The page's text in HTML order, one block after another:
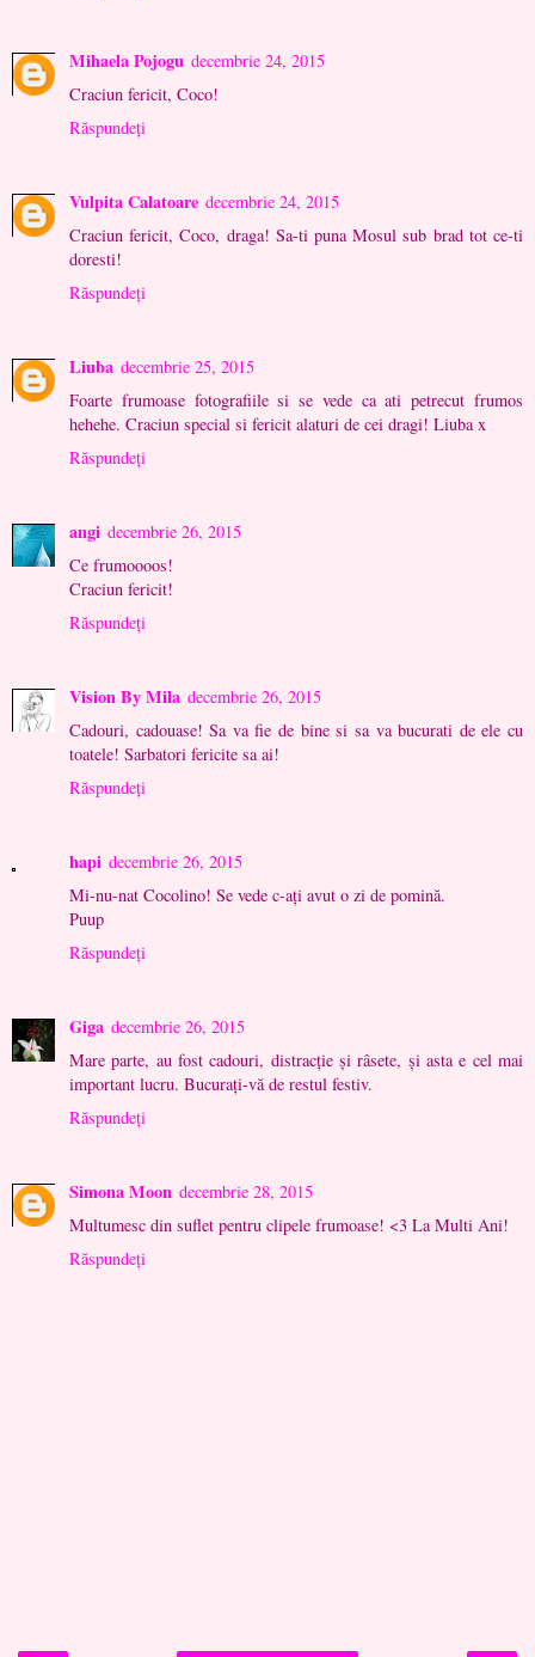
Mihaela Pojogu decembrie 24, 2015
Craciun fericit, Coco!
Răspundeți
Vulpita Calatoare decembrie 24, 2015
Craciun fericit, Coco, draga! Sa-ti puna Mosul sub brad tot ce-ti
doresti!
Răspundeți
Liuba decembrie 25, 2015
Foarte frumoase fotografiile si se vede ca ati petrecut frumos
hehehe. Craciun special si fericit alaturi de cei dragi! Liuba x
Răspundeți
angi decembrie 26, 2015
Ce frumoooos!
Craciun fericit!
Răspundeți
Vision By Mila decembrie 26, 2015
Cadouri, cadouase! Sa va fie de bine si sa va bucurati de ele cu
toatele! Sarbatori fericite sa ai!
Răspundeți
hapi decembrie 26, 2015
Mi-nu-nat Cocolino! Se vede c-ați avut o zi de pomină.
Puup
Răspundeți
Giga decembrie 26, 2015
Mare parte, au fost cadouri, distracție și râsete, și asta e cel mai
important lucru. Bucurați-vă de restul festiv.
Răspundeți
Simona Moon decembrie 28, 2015
Multumesc din suflet pentru clipele frumoase! <3 La Multi Ani!
Răspundeți